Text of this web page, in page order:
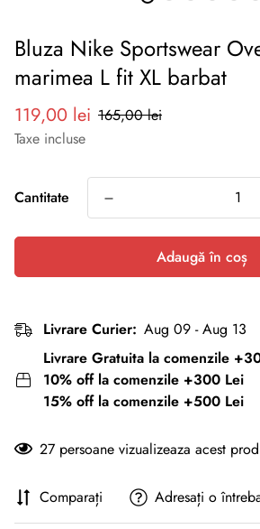
Bluza Nike Sportswear
marimea L fit XL barbat
Preț
redus
119,00 lei
Preț
normal
165,00 lei
Taxe incluse
Cantitate
Adaugă în coș
Livrare Curier: Aug 09 - Aug 13
Livrare Gratuita la comenzile
10% off la comenzile +300 Lei
15% off la comenzile +500 Lei
27 persoane vizualizeaza acest
Comparați Adresați o